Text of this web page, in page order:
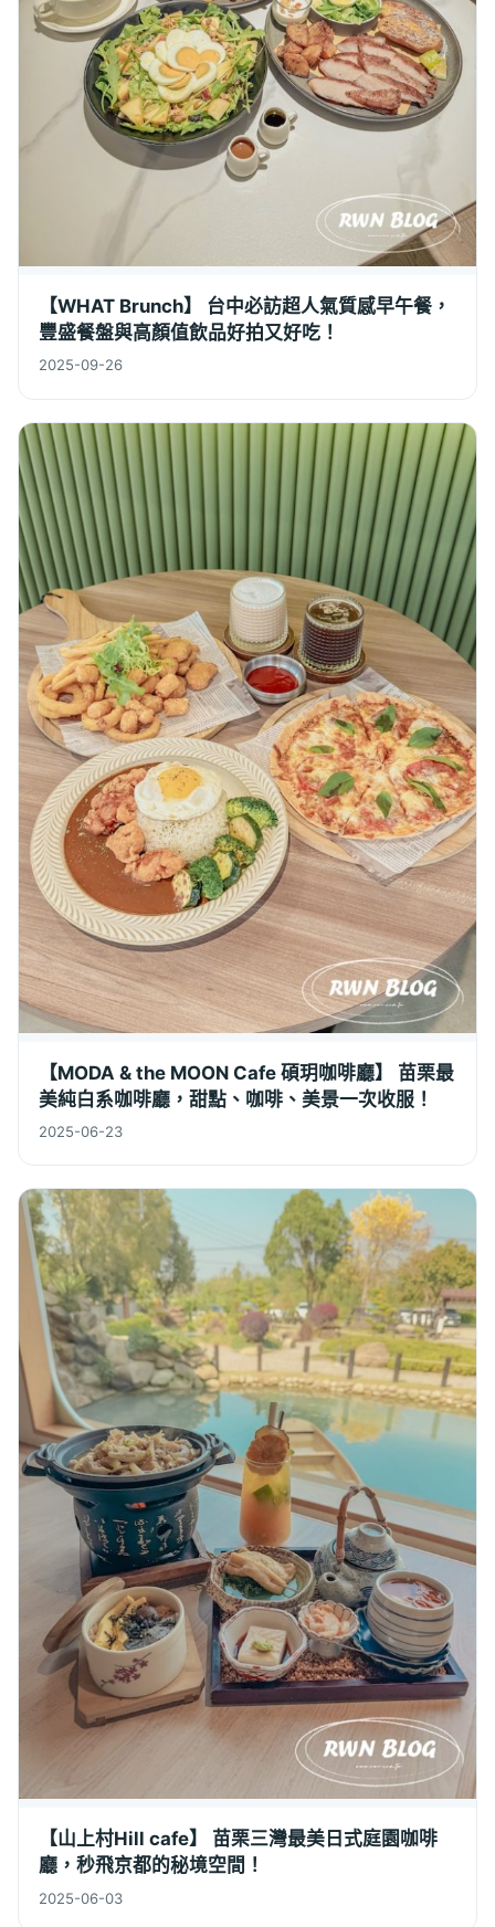
【WHAT Brunch】 台中必訪超人氣質感早午餐，
豐盛餐盤與高顏值飲品好拍又好吃！
2025-09-26
【MODA & the MOON Cafe 碩玥咖啡廳】 苗栗最
美純白系咖啡廳，甜點、咖啡、美景一次收服！
2025-06-23
【山上村Hill cafe】 苗栗三灣最美日式庭園咖啡
廳，秒飛京都的秘境空間！
2025-06-03